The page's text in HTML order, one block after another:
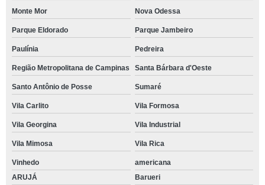
Monte Mor Nova Odessa
Parque Eldorado Parque Jambeiro
Paulínia Pedreira
Região Metropolitana de Campinas Santa Bárbara d'Oeste
Santo Antônio de Posse Sumaré
Vila Carlito Vila Formosa
Vila Georgina Vila Industrial
Vila Mimosa Vila Rica
Vinhedo
americana
ARUJÁ
Barueri